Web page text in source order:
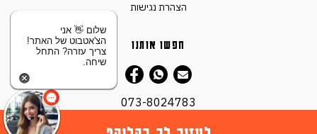
הצהרת נגישות
חפשו אותנו
073-8024783
שלום 👋 אני
הצ'אטבוט של האתר!
צריך עזרה? התחל
שיחה.